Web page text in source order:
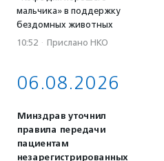
мальчика» в поддержку
бездомных животных
10:52 · Прислано НКО
06.08.2026
Минздрав уточнил
правила передачи
пациентам
незарегистрированных